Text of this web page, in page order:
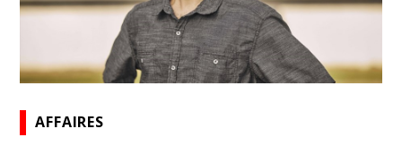
AFFAIRES